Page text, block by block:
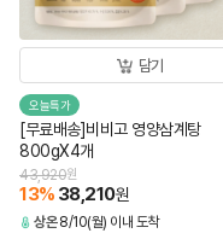
담기
오늘특가
[무료배송]비비고 영양삼계탕
800gX4개
43,920원
13% 38,210원
상온 8/10(월) 이내 도착